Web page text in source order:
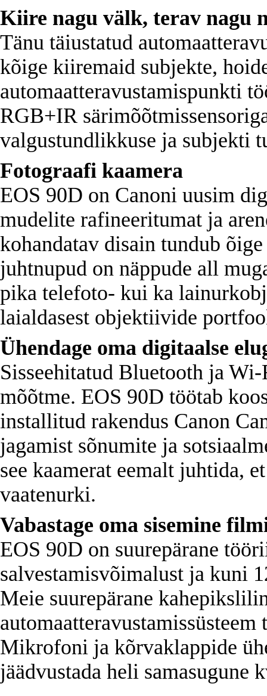
Kiire nagu välk, terav nagu
Tänu täiustatud
kõige kiiremaid subjekte,
automaatteravustamispunkti
RGB+IR
valgustundlikkuse ja subjekti
Fotograafi kaamera
EOS 90D on Canoni uusim
mudelite rafineeritumat ja
kohandatav disain tundub
juhtnupud on näppude all
pika telefoto- kui ka
laialdasest objektiivide
Ühendage oma digitaalse
Sisseehitatud Bluetooth ja
mõõtme. EOS 90D töötab
installitud rakendus Canon
jagamist sõnumite ja
see kaamerat eemalt juhtida,
vaatenurki.
Vabastage oma sisemine
EOS 90D on suurepärane
salvestamisvõimalust ja kuni
Meie suurepärane
Mikrofoni ja kõrvaklappide
jäädvustada heli